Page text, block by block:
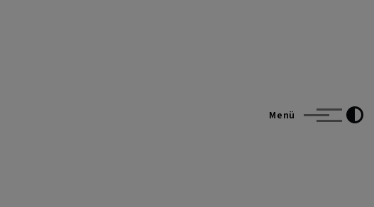
Menü